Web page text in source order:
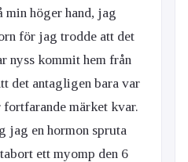
min höger hand, jag
för jag trodde att det
nyss kommit hem från
det antagligen bara var
fortfarande märket kvar.
jag en hormon spruta
ett myomp den 6